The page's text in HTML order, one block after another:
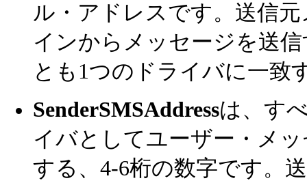
ル・アドレスです。送信
インからメッセージを送
とも1つのドライバに一致
SenderSMSAddressは、す
イバとしてユーザー・メ
する、4-6桁の数字です。